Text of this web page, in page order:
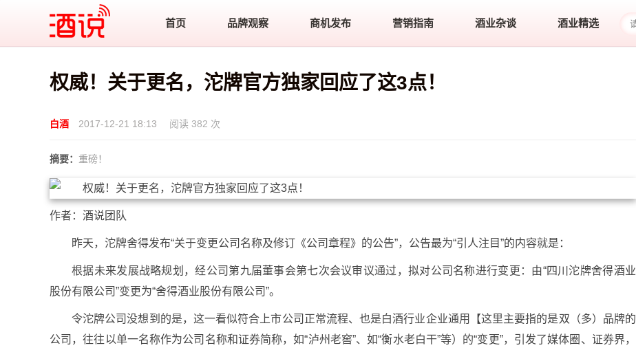
酒说
首页 品牌观察 商机发布 营销指南 酒业杂谈 酒业精选
权威！关于更名，沱牌官方独家回应了这3点！
白酒 2017-12-21 18:13 阅读 382 次
摘要： 重磅！
作者：酒说团队
昨天，沱牌舍得发布“关于变更公司名称及修订《公司章程》的公告”，公告最为“引人注目”的内容就是：
根据未来发展战略规划，经公司第九届董事会第七次会议审议通过，拟对公司名称进行变更：由“四川沱牌舍得酒业
股份有限公司”变更为“舍得酒业股份有限公司”。
令沱牌公司没想到的是，这一看似符合上市公司正常流程、也是白酒行业企业通用【这里主要指的是双（多）品牌的
公司，往往以单一名称作为公司名称和证券简称，如“泸州老窖”、如“衡水老白干”等）的“变更”，引发了媒体圈、证券界，